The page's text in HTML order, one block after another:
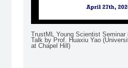
TrustML Young Scientist
Talk by Prof. Huaxiu Yao
at Chapel Hill)